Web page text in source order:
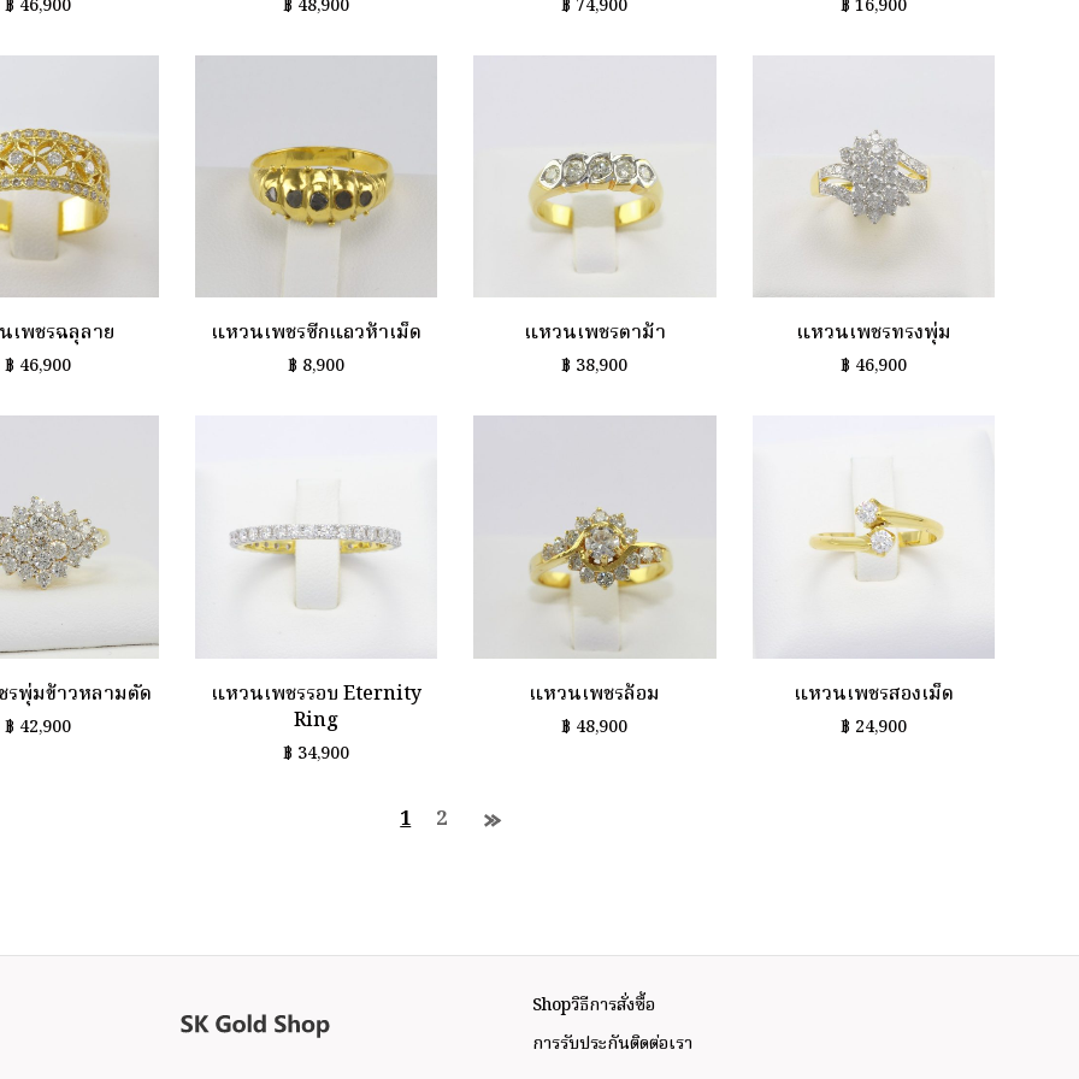
฿ 46,900 ฿ 48,900 ฿ 74,900 ฿ 16,900
เพชรฉลุลาย
฿ 46,900
แหวนเพชรซีกแถวห้าเม็ด
฿ 8,900
แหวนเพชรตาม้า
฿ 38,900
แหวนเพชรทรงพุ่ม
฿ 46,900
พุ่มข้าวหลามตัด
฿ 42,900
แหวนเพชรรอบ Eternity
Ring
฿ 34,900
แหวนเพชรล้อม
฿ 48,900
แหวนเพชรสองเม็ด
฿ 24,900
1 2
Shopวิธีการสั่งซื้อ
การรับประกันติดต่อเรา